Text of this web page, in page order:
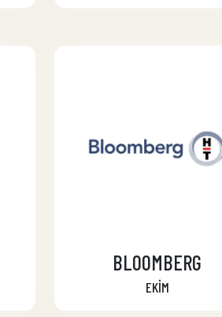
BLOOMBERG
EKİM